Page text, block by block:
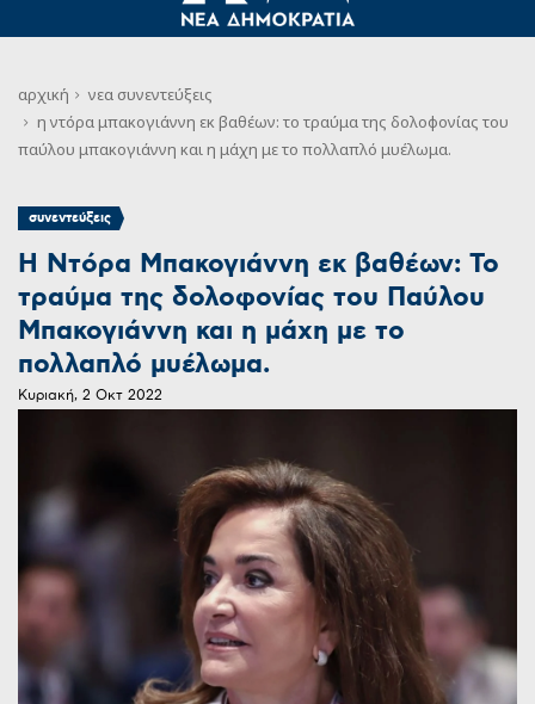
αρχική νεα συνεντεύξεις
η ντόρα μπακογιάννη εκ βαθέων: το τραύμα της δολοφονίας του
παύλου μπακογιάννη και η μάχη με το πολλαπλό μυέλωμα.
συνεντεύξεις
Η Ντόρα Μπακογιάννη εκ βαθέων: Το
τραύμα της δολοφονίας του Παύλου
Μπακογιάννη και η μάχη με το
πολλαπλό μυέλωμα.
Κυριακή, 2 Οκτ 2022